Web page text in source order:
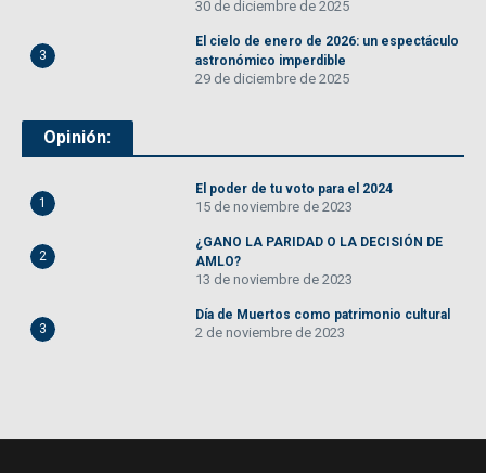
30 de diciembre de 2025
3
El cielo de enero de 2026: un espectáculo
astronómico imperdible
29 de diciembre de 2025
Opinión:
1
El poder de tu voto para el 2024
15 de noviembre de 2023
2
¿GANO LA PARIDAD O LA DECISIÓN DE
AMLO?
13 de noviembre de 2023
3
Día de Muertos como patrimonio cultural
2 de noviembre de 2023